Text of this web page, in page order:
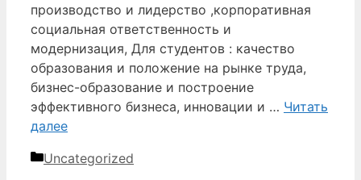
производство и лидерство ,корпоративная
социальная ответственность и
модернизация, Для студентов : качество
образования и положение на рынке труда,
бизнес-образование и построение
эффективного бизнеса, инновации и … Читать
далее
Рубрики
Uncategorized